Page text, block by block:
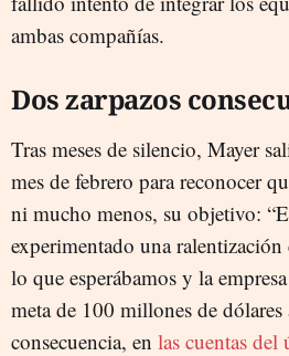
ambas compañías.
Dos zarpazos
Tras meses de silencio, Mayer
mes de febrero para reconocer
ni mucho menos, su objetivo:
experimentado una
lo que esperábamos y la
meta de 100 millones de
consecuencia, en las cuentas